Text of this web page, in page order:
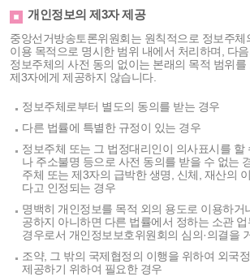
개인정보의 제3자 제공
중앙선거방송토론위원회는 원칙적으로 정보주체
이용 목적으로 명시한 범위 내에서 처리하며, 다
정보주체의 사전 동의 없이는 본래의 목적 범위
제3자에게 제공하지 않습니다.
정보주체로부터 별도의 동의를 받는 경우
다른 법률에 특별한 규정이 있는 경우
정보주체 또는 그 법정대리인이 의사표시를 할
나 주소불명 등으로 사전 동의를 받을 수 없는
주체 또는 제3자의 급박한 생명, 신체, 재산의
다고 인정되는 경우
명백히 개인정보를 목적 외의 용도로 이용하거
공하지 아니하면 다른 법률에서 정하는 소관
경우로서 개인정보보호위원회의 심의·의결을
조약, 그 밖의 국제협정의 이행을 위하여 외국
제공하기 위하여 필요한 경우